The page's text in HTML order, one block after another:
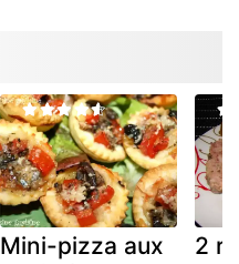
Mini-pizza aux
2